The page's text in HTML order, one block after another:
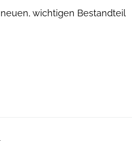
wichtigen Bestandteil